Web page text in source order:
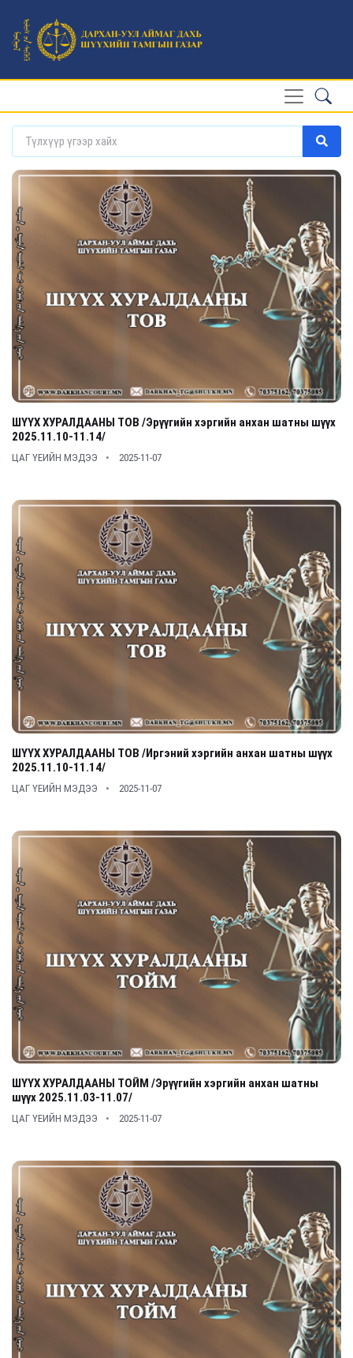
ШҮҮХ ХУРАЛДААНЫ ТОВ /Эрүүгийн хэргийн анхан шатны шүүх
2025.11.10-11.14/
ЦАГ ҮЕИЙН МЭДЭЭ 2025-11-07
ШҮҮХ ХУРАЛДААНЫ ТОВ /Иргэний хэргийн анхан шатны шүүх
2025.11.10-11.14/
ЦАГ ҮЕИЙН МЭДЭЭ 2025-11-07
ШҮҮХ ХУРАЛДААНЫ ТОЙМ /Эрүүгийн хэргийн анхан шатны
шүүх 2025.11.03-11.07/
ЦАГ ҮЕИЙН МЭДЭЭ 2025-11-07